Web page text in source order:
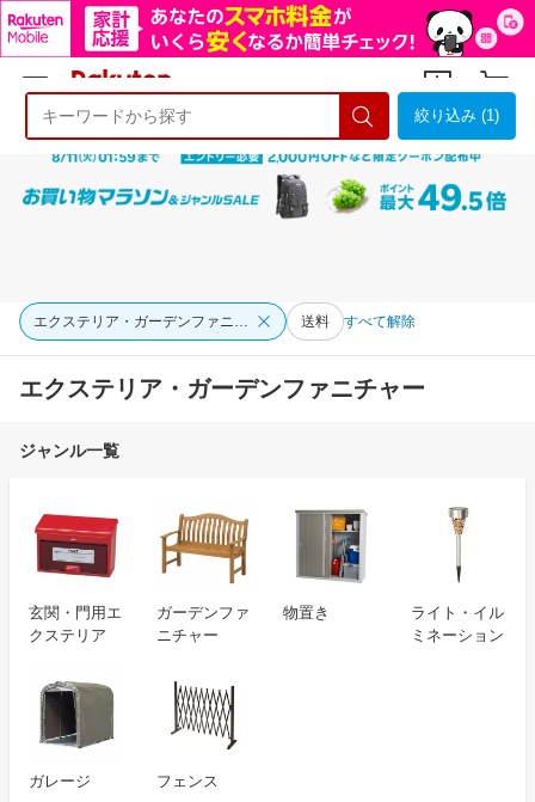
ようこそ 楽天市場へ ログイン
絞り込み (1)
エクステリア・ガーデンファニチャー 送料 すべて解除
エクステリア・ガーデンファニチャー
ジャンル一覧
玄関・門用エ
クステリア
ガーデンファ
ニチャー
物置き
ライト・イル
ミネーション
ガレージ フェンス